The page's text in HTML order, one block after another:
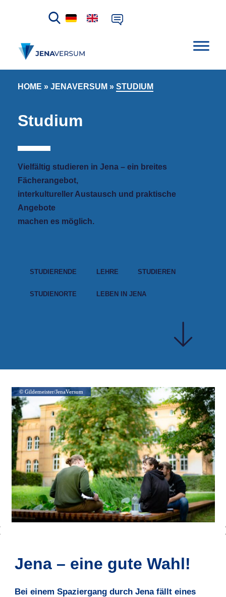
HOME »JENAVERSUM »STUDIUM
Studium
Vielfältig studieren in Jena – ein breites
Fächerangebot,
interkultureller Austausch und praktische
Angebote
machen es möglich.
STUDIERENDE LEHRE STUDIEREN
STUDIENORTE LEBEN IN JENA
© Gildemeister/JenaVersum
© Gildemeister/JenaVersum
Jena – eine gute Wahl!
Bei einem Spaziergang durch Jena fällt eines